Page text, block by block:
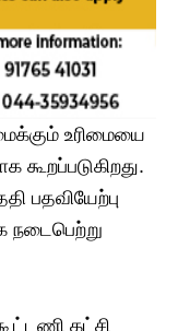
உரிமையை
கூறப்படுகிறது.
பதவியேற்பு
நடைபெற்று
கட்சி